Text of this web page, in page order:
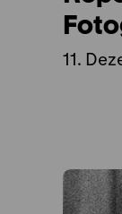
11.